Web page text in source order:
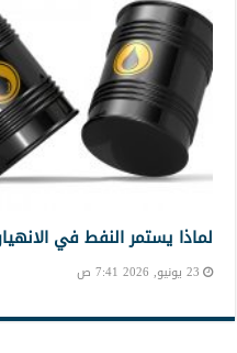
لماذا يستمر النفط في
23 يونيو, 2026 7:41 ص